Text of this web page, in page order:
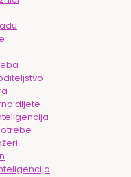
dijete